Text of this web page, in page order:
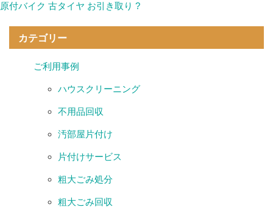
原付バイク 古タイヤ お引き取り ?
カテゴリー
ご利用事例
ハウスクリーニング
不用品回収
汚部屋片付け
片付けサービス
粗大ごみ処分
粗大ごみ回収